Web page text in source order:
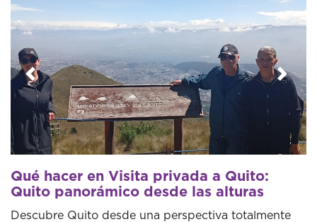
Anterior
Qué hacer en Visita privada a Quito:
Quito panorámico desde las alturas
Descubre Quito desde una perspectiva totalmente